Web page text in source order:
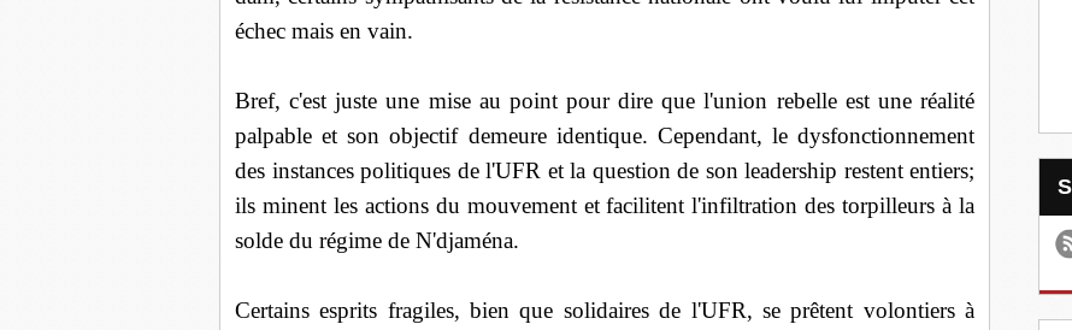
échec mais en vain.
Bref, c'est juste une mise au point pour dire que l'union rebelle est une réalité
palpable et son objectif demeure identique. Cependant, le dysfonctionnement
des instances politiques de l'UFR et la question de son leadership restent entiers;
ils minent les actions du mouvement et facilitent l'infiltration des torpilleurs à la
solde du régime de N'djaména.
Certains esprits fragiles, bien que solidaires de l'UFR, se prêtent volontiers à